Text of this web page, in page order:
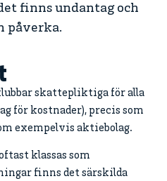
finns undantag och
påverka.
skattepliktiga för alla
för kostnader), precis som
exempelvis aktiebolag.
klassas som
finns det särskilda